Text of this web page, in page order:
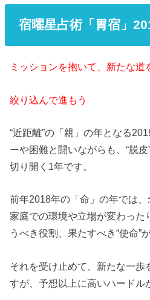
宿曜星占術「胃宿」
ミッションを抱いて、新たな道
絞り込んで進もう
“近距離”の「親」の年となる
ーや困難と闘いながらも、“脱
切り開く1年です。
前年2018年の「命」の年では
家庭での環境や立場が変わった
うべき役割、果たすべき“使命”
それを受け止めて、新たな一歩
すが、予想以上に高いハードル